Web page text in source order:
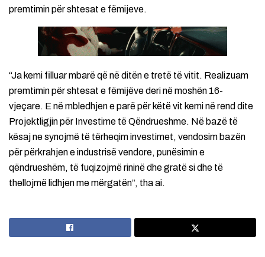
premtimin për shtesat e fëmijeve.
“Ja kemi filluar mbarë që në ditën e tretë të vitit. Realizuam
premtimin për shtesat e fëmijëve deri në moshën 16-
vjeçare. E në mbledhjen e parë për këtë vit kemi në rend dite
Projektligjin për Investime të Qëndrueshme. Në bazë të
kësaj ne synojmë të tërheqim investimet, vendosim bazën
për përkrahjen e industrisë vendore, punësimin e
qëndrueshëm, të fuqizojmë rininë dhe gratë si dhe të
thellojmë lidhjen me mërgatën”, tha ai.